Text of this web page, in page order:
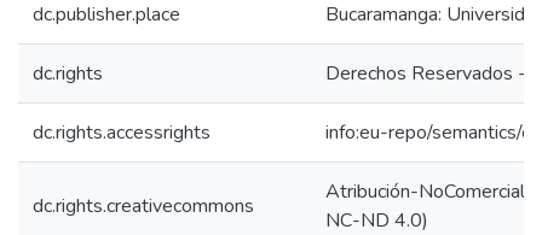
dc.publisher.place Bucaramanga:
dc.rights Derechos Reservados -
dc.rights.accessrights info:eu-repo/semantics/
dc.rights.creativecommons
Atribución-NoComercial-
NC-ND 4.0)